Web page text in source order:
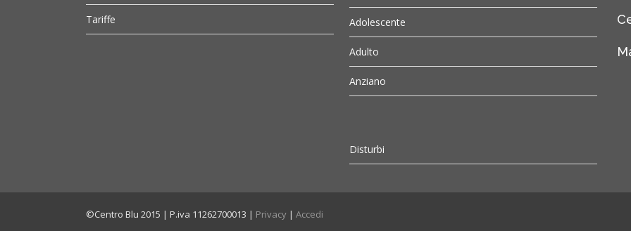
Tariffe Adolescente
Adulto
Anziano
Disturbi
©Centro Blu 2015 | P.iva 11262700013 | Privacy | Accedi